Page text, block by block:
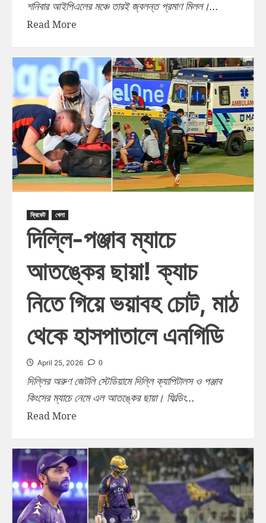
শনিবার আইপিএলের মঞ্চে তারই জ্বলন্ত প্রমাণ মিলল।...
Read More
ক্রিকেট খেলা
দিল্লি-পঞ্জাব ম্যাচে
আতঙ্কের ছায়া! ক্যাচ
নিতে গিয়ে ভয়াবহ চোট, মাঠ
থেকে হাসপাতালে এনগিডি
April 25, 2026 0
দিল্লির অরুণ জেটলি স্টেডিয়ামে দিল্লি ক্যাপিটালস ও পঞ্জাব
কিংসের ম্যাচে নেমে এল আতঙ্কের ছায়া। ফিল্ডিং...
Read More